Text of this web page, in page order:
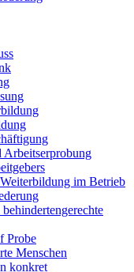
im Betrieb
Probe
Menschen
konkret